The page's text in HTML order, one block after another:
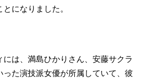
になりました。
は、満島ひかりさん、安藤サクラ
った演技派女優が所属していて、彼